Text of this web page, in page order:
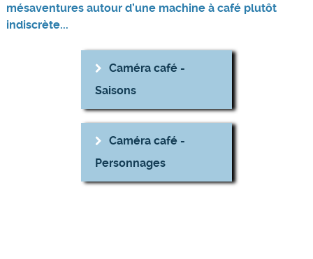
mésaventures autour d’une machine à café plutôt
indiscrète...
Caméra café -
Saisons
Caméra café -
Personnages